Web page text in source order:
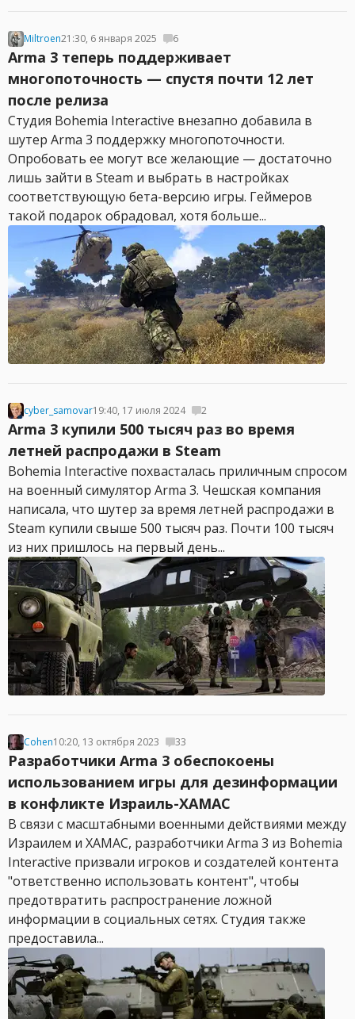
Miltroen21:30, 6 января 2025 6
Arma 3 теперь поддерживает
многопоточность — спустя почти 12 лет
после релиза
Студия Bohemia Interactive внезапно добавила в
шутер Arma 3 поддержку многопоточности.
Опробовать ее могут все желающие — достаточно
лишь зайти в Steam и выбрать в настройках
соответствующую бета-версию игры. Геймеров
такой подарок обрадовал, хотя больше...
cyber_samovar19:40, 17 июля 2024 2
Arma 3 купили 500 тысяч раз во время
летней распродажи в Steam
Bohemia Interactive похвасталась приличным спросом
на военный симулятор Arma 3. Чешская компания
написала, что шутер за время летней распродажи в
Steam купили свыше 500 тысяч раз. Почти 100 тысяч
из них пришлось на первый день...
Cohen10:20, 13 октября 2023 33
Разработчики Arma 3 обеспокоены
использованием игры для дезинформации
в конфликте Израиль-ХАМАС
В связи с масштабными военными действиями между
Израилем и ХАМАС, разработчики Arma 3 из Bohemia
Interactive призвали игроков и создателей контента
"ответственно использовать контент", чтобы
предотвратить распространение ложной
информации в социальных сетях. Студия также
предоставила...